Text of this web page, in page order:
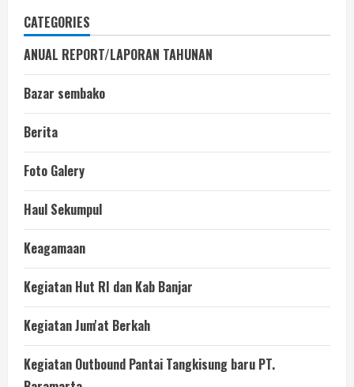
CATEGORIES
ANUAL REPORT/LAPORAN TAHUNAN
Bazar sembako
Berita
Foto Galery
Haul Sekumpul
Keagamaan
Kegiatan Hut RI dan Kab Banjar
Kegiatan Jum'at Berkah
Kegiatan Outbound Pantai Tangkisung baru PT.